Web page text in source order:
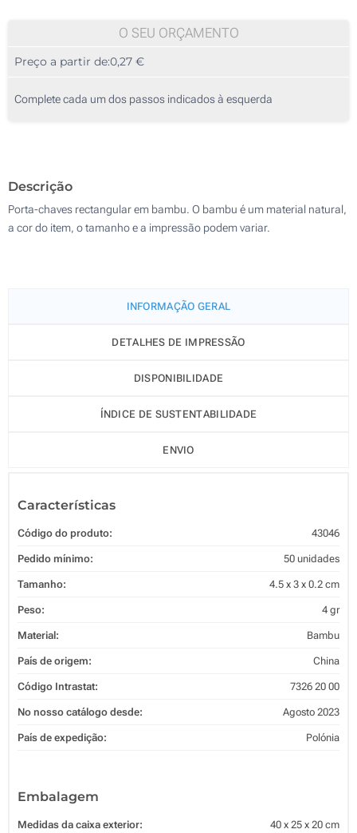
Sem impressão
100
250
Outra :
O SEU ORÇAMENTO
Preço a partir de:0,27 €
Complete cada um dos passos indicados à esquerda
Descrição
Porta-chaves rectangular em bambu. O bambu é um material natural,
a cor do item, o tamanho e a impressão podem variar.
INFORMAÇÃO GERAL
DETALHES DE IMPRESSÃO
DISPONIBILIDADE
ÍNDICE DE SUSTENTABILIDADE
ENVIO
Características
Código do produto: 43046
Pedido mínimo: 50 unidades
Tamanho: 4.5 x 3 x 0.2 cm
Peso: 4 gr
Material: Bambu
País de origem: China
Código Intrastat: 7326 20 00
No nosso catálogo desde: Agosto 2023
País de expedição: Polónia
Embalagem
Medidas da caixa exterior: 40 x 25 x 20 cm